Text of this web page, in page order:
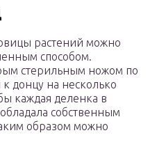
растений можно
способом.
стерильным ножом по
донцу на несколько
каждая деленка в
собственным
образом можно